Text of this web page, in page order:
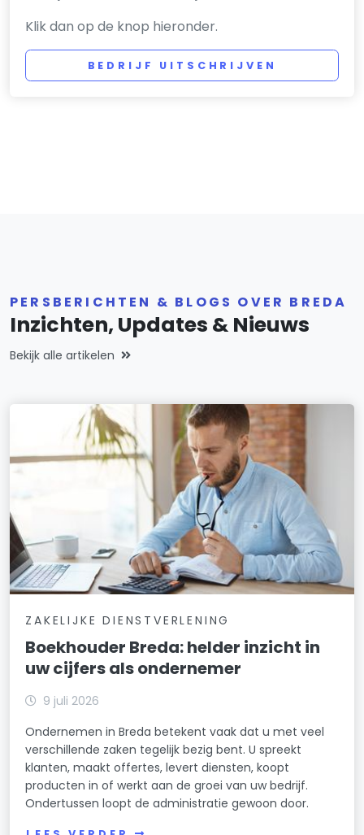
Klik dan op de knop hieronder.
BEDRIJF UITSCHRIJVEN
PERSBERICHTEN & BLOGS OVER BREDA
Inzichten, Updates & Nieuws
Bekijk alle artikelen
ZAKELIJKE DIENSTVERLENING
Boekhouder Breda: helder inzicht in
uw cijfers als ondernemer
9 juli 2026
Ondernemen in Breda betekent vaak dat u met veel
verschillende zaken tegelijk bezig bent. U spreekt
klanten, maakt offertes, levert diensten, koopt
producten in of werkt aan de groei van uw bedrijf.
Ondertussen loopt de administratie gewoon door.